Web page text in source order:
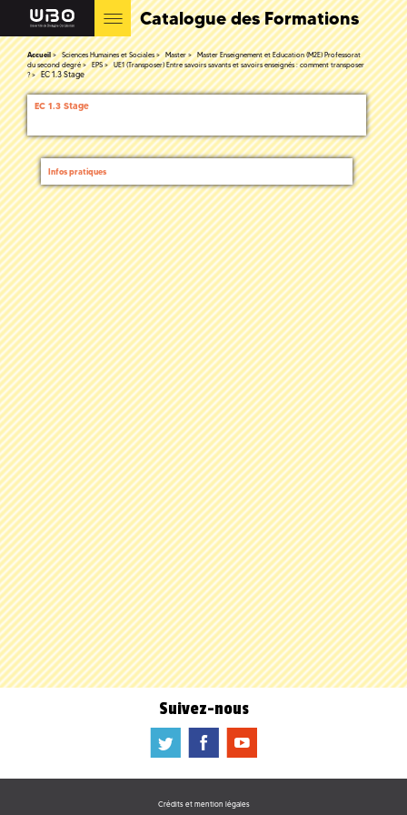
Catalogue des Formations
Accueil Sciences Humaines et Sociales Master
Master Enseignement et Education (M2E) Professorat
du second degré
EPS
UE1 (Transposer) Entre savoirs savants et savoirs enseignés : comment transposer
?
EC 1.3 Stage
EC 1.3 Stage
Infos pratiques
Suivez-nous
a b f
Crédits et mention légales